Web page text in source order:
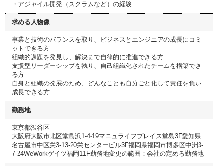
・アジャイル開発（スクラムなど）の経験
求める人物像
事業と技術のバランスを取り、ビジネスとエンジニアの成長にコミ
ットできる方
組織的課題を発見し、解決まで自律的に推進できる方
支援型リーダーシップを執り、自己組織化されたチームを構築でき
る方
自身と組織の発展のため、どんなことも自分ごと化して責任を負い
成長できる方
勤務地
東京都渋谷区
大阪府大阪市北区堂島浜1-4-19マニュライフプレイス堂島3F愛知県
名古屋市中区栄3-13-20栄センタービル3F福岡県福岡市博多区中洲3-
7-24WeWorkゲイツ福岡11F勤務地変更の範囲：会社の定める勤務地